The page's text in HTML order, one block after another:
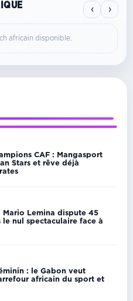
‹ ›
africain disponible.
CAF : Mangasport
Stars et rêve déjà
Mario Lemina dispute 45
le nul spectaculaire face à
: le Gabon veut
africain du sport et